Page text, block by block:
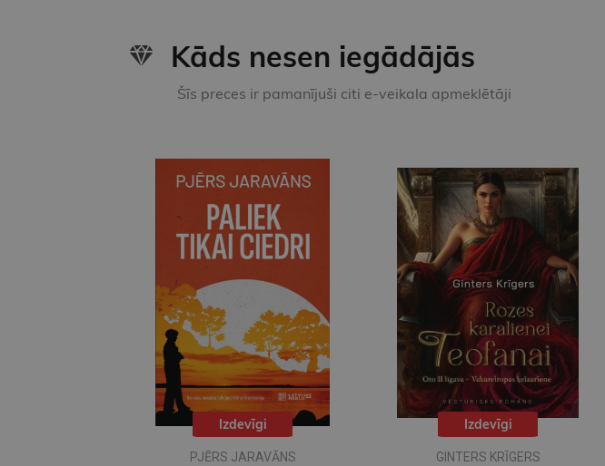
Kāds nesen iegādājās
Šīs preces ir pamanījuši citi e-veikala apmeklētāji
Izdevīgi
PJĒRS JARAVĀNS
Izdevīgi
GINTERS KRĪGERS